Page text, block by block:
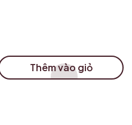
Thêm vào giỏ